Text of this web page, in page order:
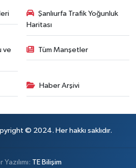
Şanlıurfa Trafik Yoğunluk
Haritası
ve
Tüm Manşetler
Haber Arşivi
© 2024. Her hakkı saklıdır.
TE Bilişim